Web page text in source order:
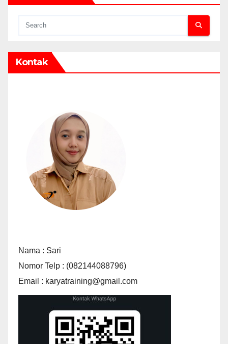
Kontak
Nama : Sari
Nomor Telp : (082144088796)
Email : karyatraining@gmail.com